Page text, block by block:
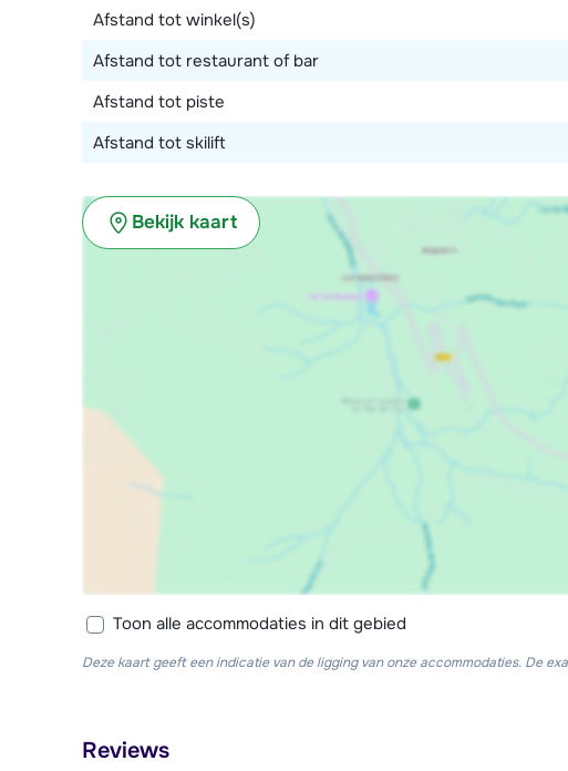
Afstand tot winkel(s)
Afstand tot restaurant of bar
Afstand tot piste
Afstand tot skilift
Bekijk kaart
Toon alle accommodaties in dit gebied
Deze kaart geeft een indicatie van de ligging van onze accommodaties. De
Reviews